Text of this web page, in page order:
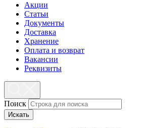
Акции
Статьи
Документы
Доставка
Хранение
Оплата и возврат
Вакансии
Реквизиты
Поиск
Искать